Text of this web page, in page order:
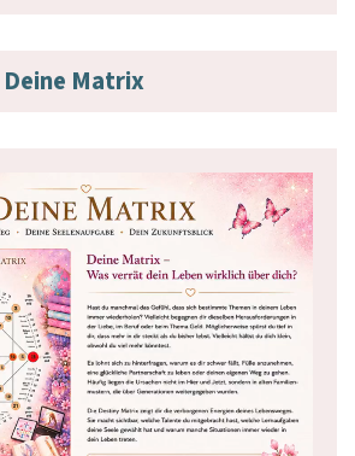
Deine Matrix